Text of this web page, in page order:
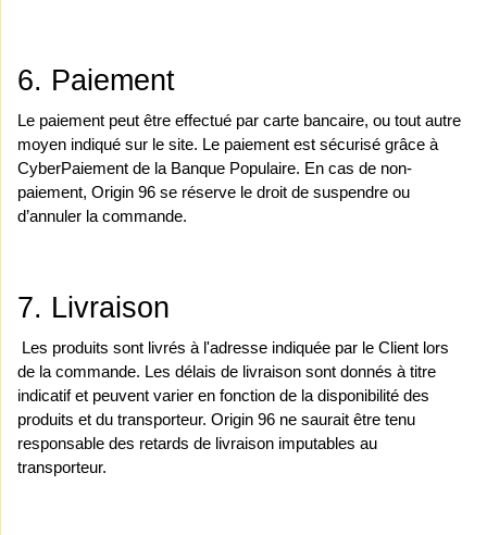
6. Paiement
Le paiement peut être effectué par carte bancaire, ou tout autre
moyen indiqué sur le site. Le paiement est sécurisé grâce à
CyberPaiement de la Banque Populaire. En cas de non-
paiement, Origin 96 se réserve le droit de suspendre ou
d’annuler la commande.
7. Livraison
Les produits sont livrés à l'adresse indiquée par le Client lors
de la commande. Les délais de livraison sont donnés à titre
indicatif et peuvent varier en fonction de la disponibilité des
produits et du transporteur. Origin 96 ne saurait être tenu
responsable des retards de livraison imputables au
transporteur.